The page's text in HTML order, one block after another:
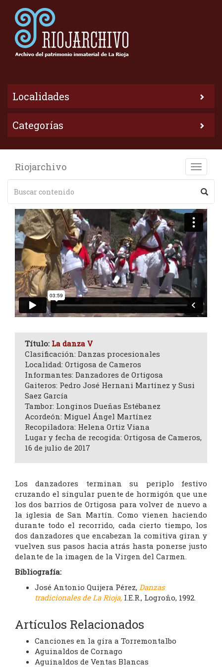
Localidades
Categorías
Toggle
Riojarchivo
Título: La danza V
Clasificación: Danzas procesionales
Localidad: Ortigosa de Cameros
Informantes: Danzadores de Ortigosa
Gaiteros: Pedro José Hernani Martínez y Susi
Saez García
Tambor: Longinos Dueñas Estébanez
Acordeón: Miguel Ángel Martínez
Recopiladora: Helena Ortiz Viana
Lugar y fecha de recogida: Ortigosa de Cameros,
16 de julio de 2017
Los danzadores terminan su periplo festivo
cruzando el singular puente de hormigón que une
los dos barrios de Ortigosa para volver de nuevo a
la iglesia de San Martín. Como vienen haciendo
durante todo el recorrido, cada cierto tiempo, los
dos danzadores que encabezan la comitiva giran y
vuelven sus pasos hacia atrás hasta ponerse justo
delante de la imagen de la Virgen del Carmen.
Bibliografía:
José Antonio Quijera Pérez, Danzas
tradicionales de La Rioja, I.E.R., Logroño, 1992.
Artículos Relacionados
Canciones en la gira a Torremontalbo
Aguinaldos de Cornago
Aguinaldos de Ventas Blancas